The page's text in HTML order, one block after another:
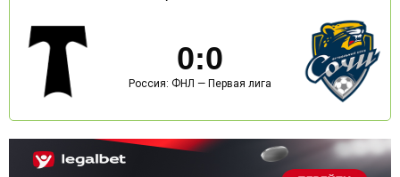
0:0
Россия: ФНЛ — Первая лига